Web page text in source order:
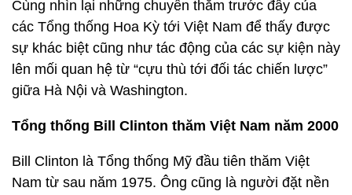
Cùng nhìn lại những chuyến thăm trước đây của
các Tổng thống Hoa Kỳ tới Việt Nam để thấy được
sự khác biệt cũng như tác động của các sự kiện này
lên mối quan hệ từ “cựu thù tới đối tác chiến lược”
giữa Hà Nội và Washington.
Tổng thống Bill Clinton thăm Việt Nam năm 2000
Bill Clinton là Tổng thống Mỹ đầu tiên thăm Việt
Nam từ sau năm 1975. Ông cũng là người đặt nền